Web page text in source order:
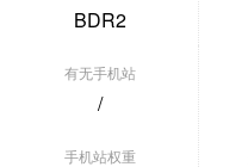
BDR2
有无手机站
/
手机站权重
[垂直行业] 爱站权2 移动...